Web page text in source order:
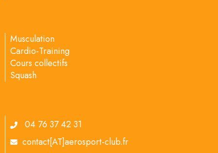
Musculation
Cardio-Training
Cours collectifs
Squash
04 76 37 42 31
contact[AT]aerosport-club.fr